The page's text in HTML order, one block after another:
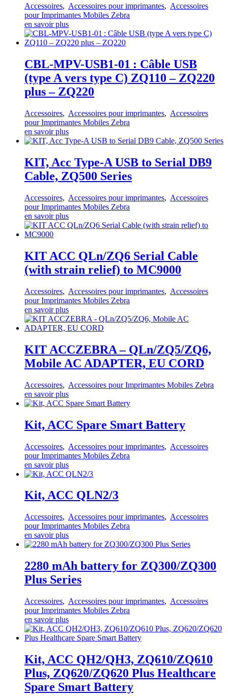
Accessoires, Accessoires pour imprimantes, Accessoires
pour Imprimantes Mobiles Zebra
en savoir plus
CBL-MPV-USB1-01 : Câble USB
(type A vers type C) ZQ110 – ZQ220
plus – ZQ220
Accessoires, Accessoires pour imprimantes, Accessoires
pour Imprimantes Mobiles Zebra
en savoir plus
KIT, Acc Type-A USB to Serial DB9
Cable, ZQ500 Series
Accessoires, Accessoires pour imprimantes, Accessoires
pour Imprimantes Mobiles Zebra
en savoir plus
KIT ACC QLn/ZQ6 Serial Cable
(with strain relief) to MC9000
Accessoires, Accessoires pour imprimantes, Accessoires
pour Imprimantes Mobiles Zebra
en savoir plus
KIT ACCZEBRA – QLn/ZQ5/ZQ6,
Mobile AC ADAPTER, EU CORD
Accessoires, Accessoires pour Imprimantes Mobiles Zebra
en savoir plus
Kit, ACC Spare Smart Battery
Accessoires, Accessoires pour imprimantes, Accessoires
pour Imprimantes Mobiles Zebra
en savoir plus
Kit, ACC QLN2/3
Accessoires, Accessoires pour imprimantes, Accessoires
pour Imprimantes Mobiles Zebra
en savoir plus
2280 mAh battery for ZQ300/ZQ300
Plus Series
Accessoires, Accessoires pour imprimantes, Accessoires
pour Imprimantes Mobiles Zebra
en savoir plus
Kit, ACC QH2/QH3, ZQ610/ZQ610
Plus, ZQ620/ZQ620 Plus Healthcare
Spare Smart Battery